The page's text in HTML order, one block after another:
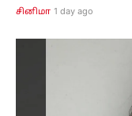
சினிமா 1 day ago